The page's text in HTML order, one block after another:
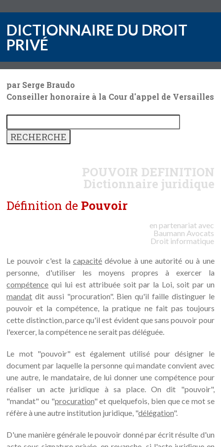
DICTIONNAIRE DU DROIT
PRIVÉ
par Serge Braudo
Conseiller honoraire à la Cour d'appel de Versailles
POUVOIR DEFINITION
Dictionnaire juridique
Définition de Pouvoir
en partenariat avec
Baumann Avocats
Droit informatique
Le pouvoir c'est la capacitédévolue à une autorité ou à une
personne, d'utiliser les moyens propres à exercer la
compétence qui lui est attribuée soit par la Loi, soit par un
mandat dit aussi "procuration". Bien qu'il faille distinguer le
pouvoir et la compétence, la pratique ne fait pas toujours
cette distinction, parce qu'il est évident que sans pouvoir pour
l'exercer, la compétence ne serait pas déléguée.
Le mot "pouvoir" est également utilisé pour désigner le
document par laquelle la personne qui mandate convient avec
une autre, le mandataire, de lui donner une compétence pour
réaliser un acte juridique à sa place. On dit "pouvoir",
"mandat" ou "procuration" et quelquefois, bien que ce mot se
réfère à une autre institution juridique, "délégation".
D'une manière générale le pouvoir donné par écrit résulte d'un